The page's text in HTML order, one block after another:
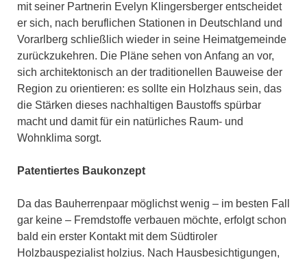
mit seiner Partnerin Evelyn Klingersberger entscheidet
er sich, nach beruflichen Stationen in Deutschland und
Vorarlberg schließlich wieder in seine Heimatgemeinde
zurückzukehren. Die Pläne sehen von Anfang an vor,
sich architektonisch an der traditionellen Bauweise der
Region zu orientieren: es sollte ein Holzhaus sein, das
die Stärken dieses nachhaltigen Baustoffs spürbar
macht und damit für ein natürliches Raum- und
Wohnklima sorgt.
Patentiertes Baukonzept
Da das Bauherrenpaar möglichst wenig – im besten Fall
gar keine – Fremdstoffe verbauen möchte, erfolgt schon
bald ein erster Kontakt mit dem Südtiroler
Holzbauspezialist holzius. Nach Hausbesichtigungen,